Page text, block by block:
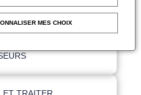
MES CHOIX